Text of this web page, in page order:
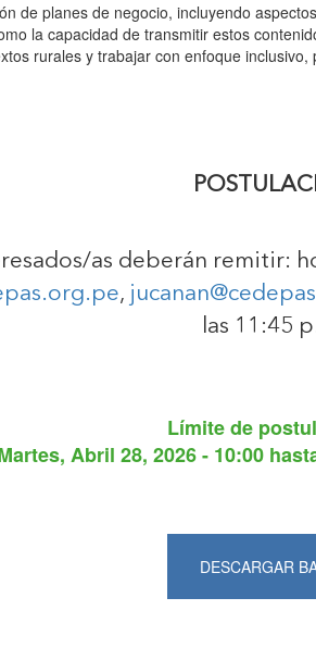
de planes de negocio, incluyendo
la capacidad de transmitir estos
rurales y trabajar con enfoque
as deberán remitir:
,
las 11:45
Límite de
Abril 28, 2026 - 10:00
DESCARGAR